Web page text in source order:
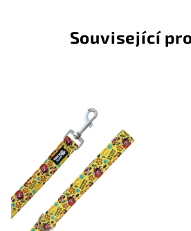
Související